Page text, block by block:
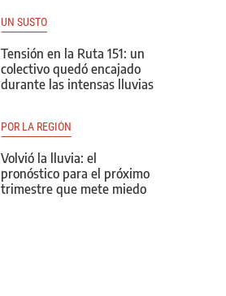
UN SUSTO
Tensión en la Ruta 151: un
colectivo quedó encajado
durante las intensas lluvias
POR LA REGIÓN
Volvió la lluvia: el
pronóstico para el próximo
trimestre que mete miedo